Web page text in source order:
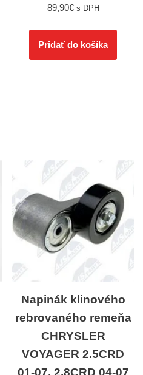
89,90€ s DPH
Pridať do košíka
Napinák klinového
rebrovaného remeňa
CHRYSLER
VOYAGER 2.5CRD
01-07, 2.8CRD 04-07